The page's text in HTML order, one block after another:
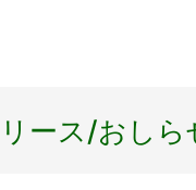
ース/おしら